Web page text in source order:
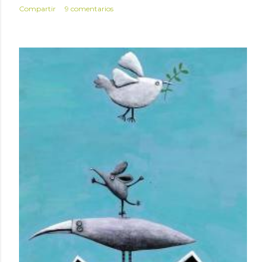
Compartir 9 comentarios